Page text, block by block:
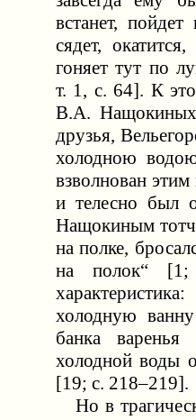
встанет,
сядет,
гоняет тут по
т. 1, с. 64]. К
В.А.
друзья,
холодною
взволнован
и телесно был
Нащокиным
на полке,
на полок“
холодную
банка
холодной воды
[19; с. 218–219].
Но в